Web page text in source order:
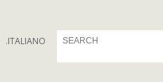
.ITALIANO